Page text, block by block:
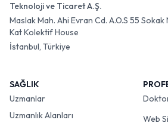
Teknoloji ve Ticaret A.Ş.
Maslak Mah. Ahi Evran Cd. A.O.S 55
Kat Kolektif House
İstanbul, Türkiye
SAĞLIK
Uzmanlar
Uzmanlık Alanları
Web